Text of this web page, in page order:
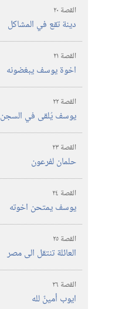
القصة ٢٠
دينة تقع في المشاكل
القصة ٢١
اخوة يوسف يبغضونه
القصة ٢٢
يوسف يُلقى في السجن
القصة ٢٣
حلمان لفرعون
القصة ٢٤
يوسف يمتحن اخوته
القصة ٢٥
العائلة تنتقل الى مصر
القصة ٢٦
ايوب أمينٌ لله